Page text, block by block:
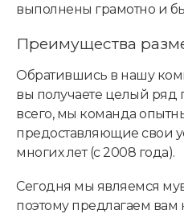
выполнены грамотно и
Преимущества
Обратившись в нашу
вы получаете целый
всего, мы команда
предоставляющие свои
многих лет (с 2008 года).
Сегодня мы являемся
поэтому предлагаем вам